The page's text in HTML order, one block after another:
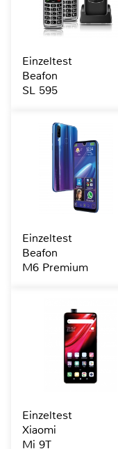
Einzeltest
Beafon
SL 595
Einzeltest
Beafon
M6 Premium
Einzeltest
Xiaomi
Mi 9T